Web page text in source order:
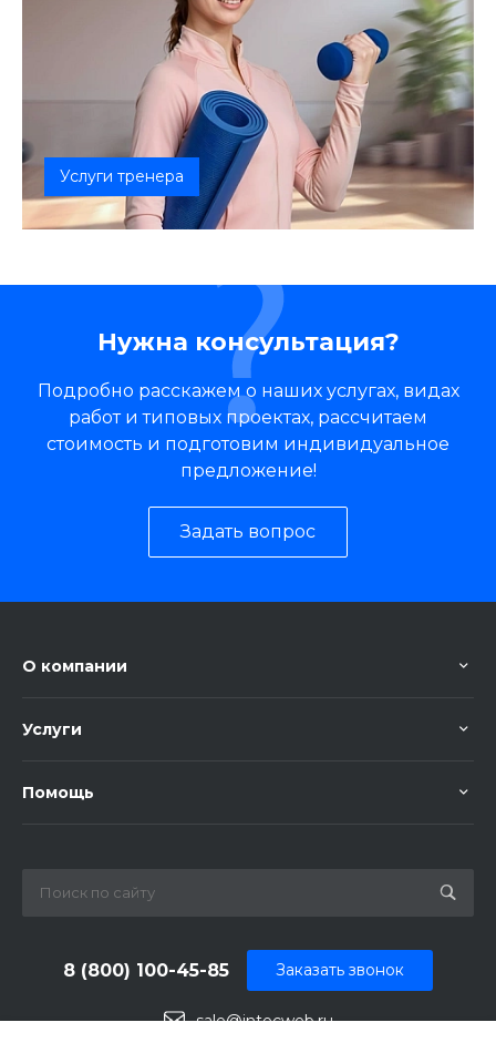
Услуги тренера
Наша дружная и профессиональная команда
Нужна консультация?
Подробно расскажем о наших услугах, видах
работ и типовых проектах, рассчитаем
стоимость и подготовим индивидуальное
предложение!
Задать вопрос
О компании
Услуги
Помощь
8 (800) 100-45-85
sale@intecweb.ru
Заказать звонок